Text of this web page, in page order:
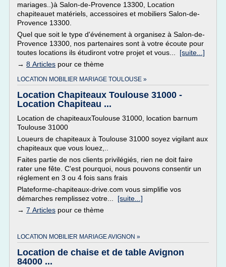
mariages..)à Salon-de-Provence 13300, Location
chapiteauet matériels, accessoires et mobiliers Salon-de-
Provence 13300.
Quel que soit le type d'événement à organisez à Salon-de-
Provence 13300, nos partenaires sont à votre écoute pour
toutes locations ils étudiront votre projet et vous... [suite...]
→ 8 Articles pour ce thème
LOCATION MOBILIER MARIAGE TOULOUSE »
Location Chapiteaux Toulouse 31000 -
Location Chapiteau ...
Location de chapiteauxToulouse 31000, location barnum
Toulouse 31000
Loueurs de chapiteaux à Toulouse 31000 soyez vigilant aux
chapiteaux que vous louez,..
Faites partie de nos clients privilégiés, rien ne doit faire
rater une fête. C'est pourquoi, nous pouvons consentir un
réglement en 3 ou 4 fois sans frais
Plateforme-chapiteaux-drive.com vous simplifie vos
démarches remplissez votre... [suite...]
→ 7 Articles pour ce thème
LOCATION MOBILIER MARIAGE AVIGNON »
Location de chaise et de table Avignon
84000 ...